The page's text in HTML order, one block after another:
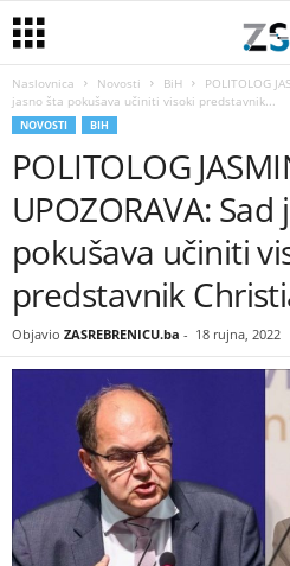
Naslovnica Novosti BiH
POLITOLOG
jasno šta pokušava učiniti visoki predstavnik...
NOVOSTI BIH
POLITOLOG
UPOZORAVA:
pokušava učiniti
predstavnik
Objavio ZASREBRENICU.ba - 18 rujna, 2022